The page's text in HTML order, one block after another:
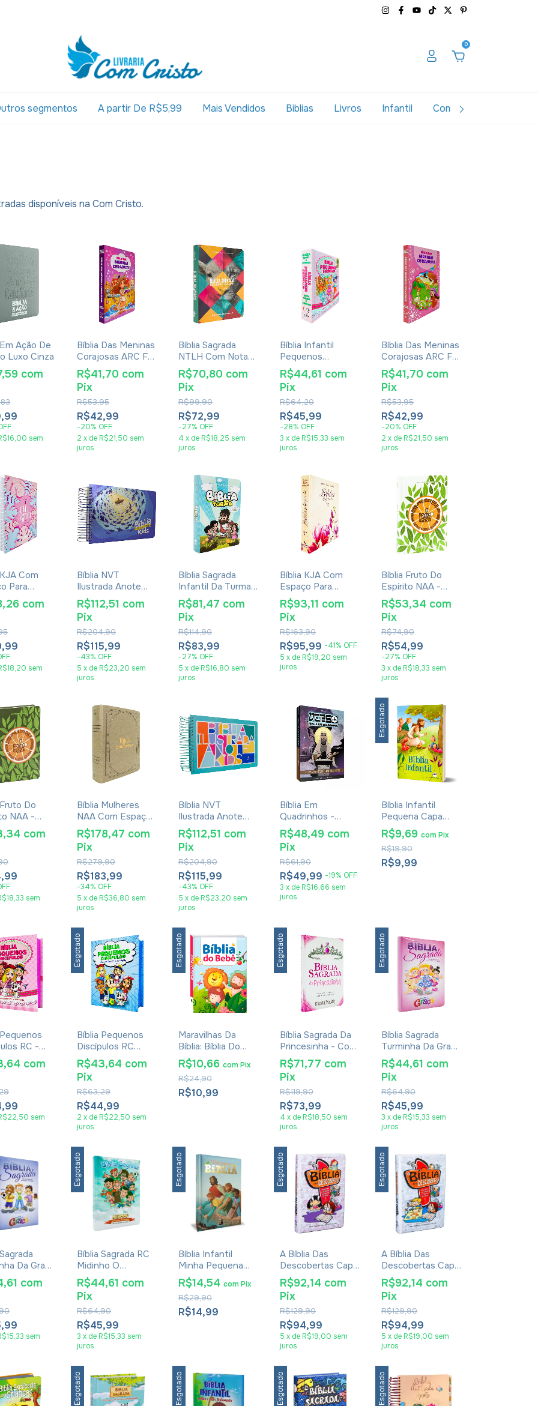
0
segmentos A partir De R$5,99 Mais Vendidos Biblias Livros Infantil Combos
disponíveis na Com Cristo.
Ação De
Luxo Cinza
com
sem
Bíblia Das Meninas
Corajosas ARC Full
Color Com Harpa -
Capa Dura Lilás
R$42,99
-20% OFF
R$53,95
R$41,70 com
Pix
2 x de R$21,50 sem
juros
Bíblia Sagrada
NTLH Com Notas
Para Jovens
R$72,99
-27% OFF
R$99,90
R$70,80 com
Pix
4 x de R$18,25 sem
juros
Bíblia Infantil
Pequenos
Discípulos ARC -
Capa Dura Rosa
R$45,99
-28% OFF
R$64,20
R$44,61 com
Pix
3 x de R$15,33 sem
juros
Bíblia Das Meninas
Corajosas ARC Full
Color Com Harpa -
Capa Dura Rosa
R$42,99
-20% OFF
R$53,95
R$41,70 com
Pix
2 x de R$21,50 sem
juros
Com
Para
E
Colorido -
Espiral
com
sem
Bíblia NVT
Ilustrada Anote
Kids - Capa
Peixinhos
R$115,99
-43% OFF
R$204,90
R$112,51 com
Pix
5 x de R$23,20 sem
juros
Bíblia Sagrada
Infantil Da Turma
NTLH - Capa Dura
Ilustrada
R$83,99
-27% OFF
R$114,90
R$81,47 com
Pix
5 x de R$16,80 sem
juros
Bíblia KJA Com
Espaço Para
Anotações E
Texto Colorido -
Capa Dura
Magnólia
R$95,99 -41% OFF
R$163,90
R$93,11 com
Pix
5 x de R$19,20 sem
juros
Bíblia Fruto Do
Espírito NAA -
Capa Dura Laranja
R$54,99
-27% OFF
R$74,90
R$53,34 com
Pix
3 x de R$18,33 sem
juros
Do
NAA -
Verde
com
sem
Bíblia Mulheres
NAA Com Espaço
Para Anotações -
Viviane Martinello -
Capa Acinzentada
R$183,99
-34% OFF
R$279,90
R$178,47 com
Pix
5 x de R$36,80 sem
juros
Bíblia NVT
Ilustrada Anote
Kids - Capa Colors
R$115,99
-43% OFF
R$204,90
R$112,51 com
Pix
5 x de R$23,20 sem
juros
Bíblia Em
Quadrinhos -
Verso A Verso - O
Evangelho De
Mateus
R$49,99 -19% OFF
R$61,90
R$48,49 com
Pix
3 x de R$16,66 sem
juros
Esgotado
Bíblia Infantil
Pequena Capa
Brochura
R$9,99
R$19,90
R$9,69 comPix
RC -
E
- Rosa
com
sem
Esgotado
Bíblia Pequenos
Discípulos RC
Harpa Avivada E
Corinhos Azul
R$44,99
R$63,29
R$43,64 com
Pix
2 x de R$22,50 sem
juros
Esgotado
Maravilhas Da
Bíblia: Bíblia Do
Bebê
R$10,99
R$24,90
R$10,66 comPix
Esgotado
Bíblia Sagrada Da
Princesinha - Com
Orações,
Devocionais E
Outros Textos
Adicionais De
Sheila Walsh
R$73,99
R$119,90
R$71,77 com
Pix
4 x de R$18,50 sem
juros
Esgotado
Bíblia Sagrada
Turminha Da Graça
Capa Rosa
R$45,99
R$64,90
R$44,61 com
Pix
3 x de R$15,33 sem
juros
Da Graça
com
sem
Esgotado
Bíblia Sagrada RC
Midinho O
Pequeno
Missionário
R$45,99
R$64,90
R$44,61 com
Pix
3 x de R$15,33 sem
juros
Esgotado
Bíblia Infantil
Minha Pequena
Bíblia
R$14,99
R$29,90
R$14,54 comPix
Esgotado
A Bíblia Das
Descobertas Capa
Dura Rosa
R$94,99
R$129,90
R$92,14 com
Pix
5 x de R$19,00 sem
juros
Esgotado
A Bíblia Das
Descobertas Capa
Dura Azul
R$94,99
R$129,90
R$92,14 com
Pix
5 x de R$19,00 sem
juros
Esgotado Esgotado Esgotado Esgotado